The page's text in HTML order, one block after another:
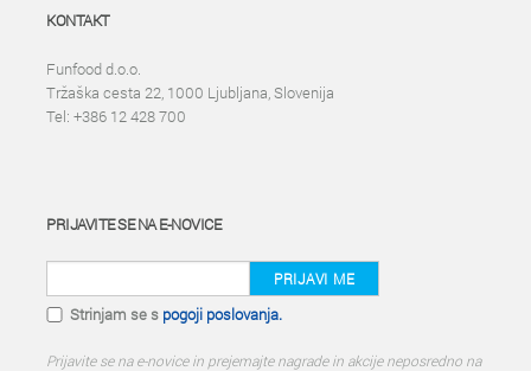
KONTAKT
Funfood d.o.o.
Tržaška cesta 22, 1000 Ljubljana, Slovenija
Tel: +386 12 428 700
PRIJAVITE SE NA E-NOVICE
PRIJAVI ME
Strinjam se s pogoji poslovanja.
Prijavite se na e-novice in prejemajte nagrade in akcije neposredno na